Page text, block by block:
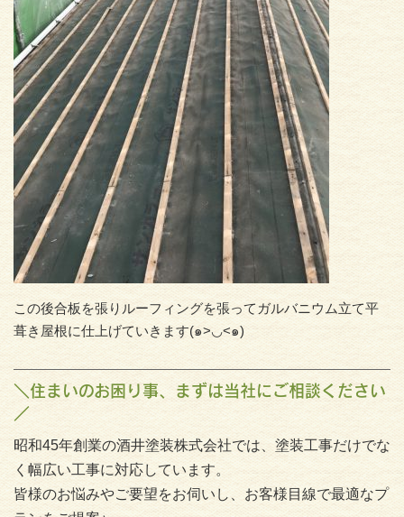
この後合板を張りルーフィングを張ってガルバニウム立て平
葺き屋根に仕上げていきます(๑>◡<๑)
＼住まいのお困り事、まずは当社にご相談ください
／
昭和45年創業の酒井塗装株式会社では、塗装工事だけでな
く幅広い工事に対応しています。
皆様のお悩みやご要望をお伺いし、お客様目線で最適なプ